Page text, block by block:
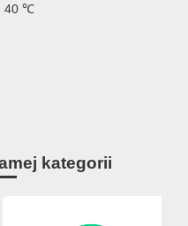
40 ℃
kategorii